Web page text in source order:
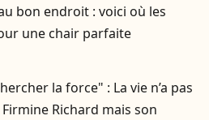
bon endroit : voici où les
une chair parfaite
la force" : La vie n’a pas
Richard mais son